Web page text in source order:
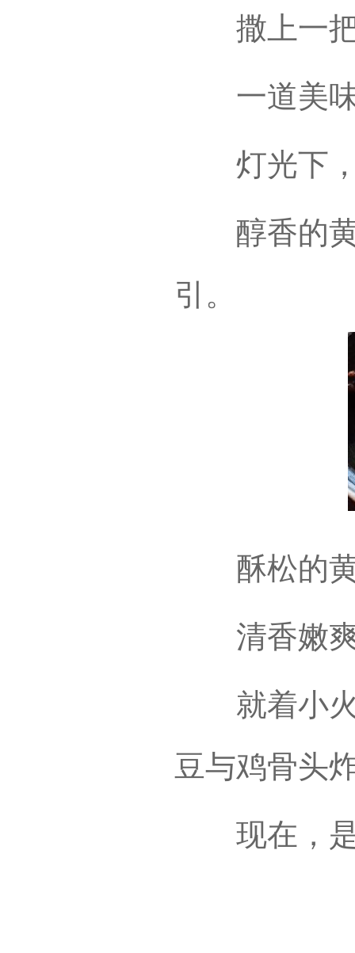
撒上一把
一道美味
灯光下
醇香的黄
引。
酥松的黄
清香嫩爽
就着小火
豆与鸡骨头
现在，是